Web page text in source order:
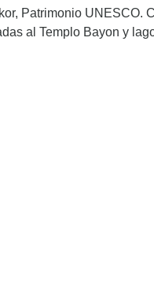
Patrimonio UNESCO.
al Templo Bayon y